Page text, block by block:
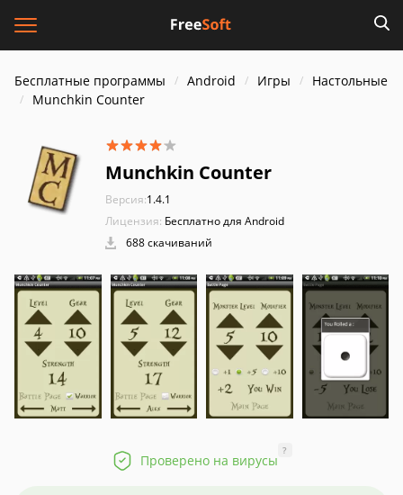
Бесплатные программы Android Игры
Настольные
Munchkin Counter
Munchkin Counter
Версия:1.4.1
Лицензия: Бесплатно для Android
688 скачиваний
Проверено на вирусы
?